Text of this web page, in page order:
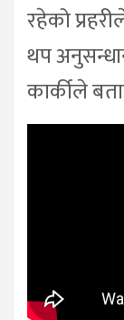
रहेको
थप
कार्कीले